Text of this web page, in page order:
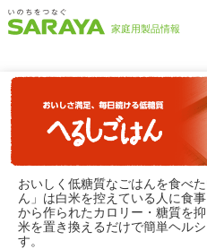
おいしく低糖質なごはんを食べ
ん」は白米を控えている人に食
から作られたカロリー・糖質を
米を置き換えるだけで簡単ヘル
す。